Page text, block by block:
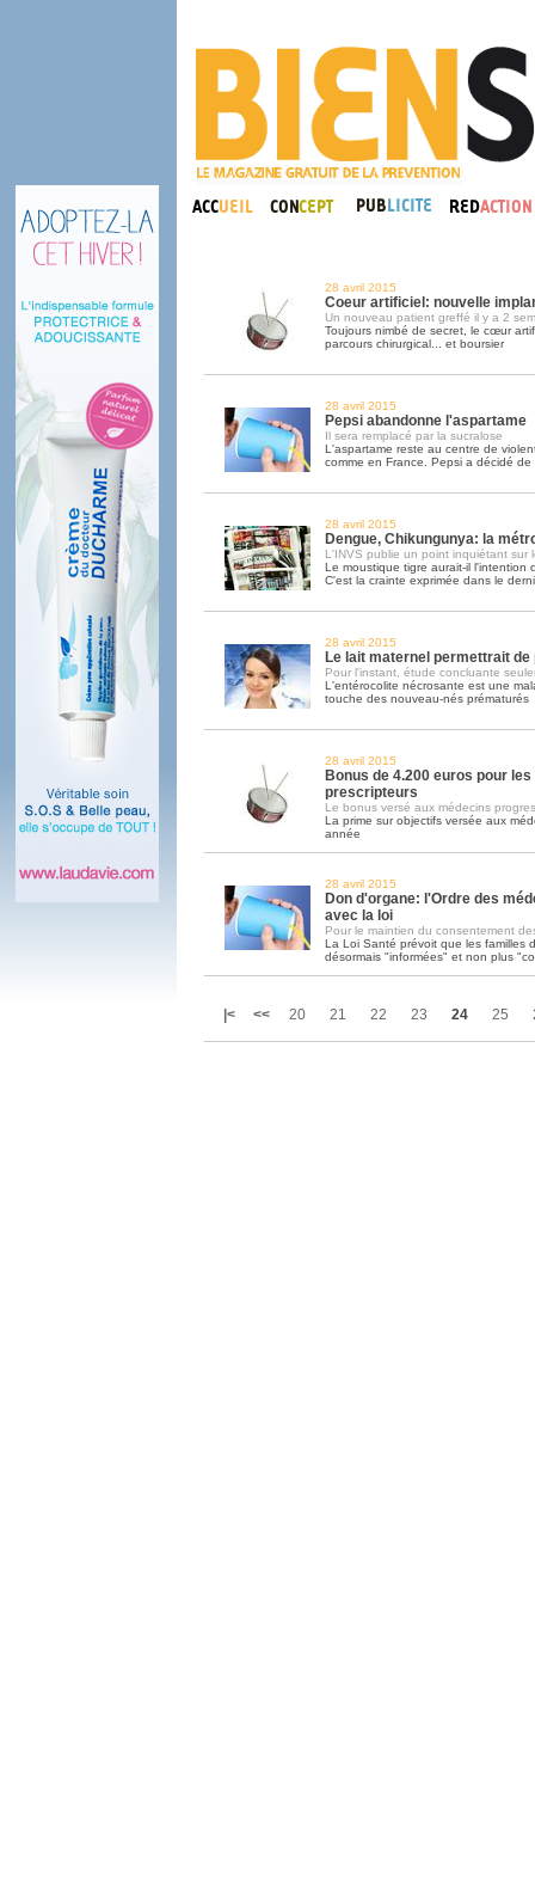
28 avril 2015
Coeur artificiel: nouvelle
Un nouveau patient greffé il y a 2
Toujours nimbé de secret, le cœur
parcours chirurgical... et boursier
28 avril 2015
Pepsi abandonne l'aspartame
Il sera remplacé par la sucralose
L'aspartame reste au centre de
comme en France. Pepsi a décidé
28 avril 2015
Dengue, Chikungunya: la
L'INVS publie un point inquiétant sur
Le moustique tigre aurait-il l'intention
C'est la crainte exprimée dans le
28 avril 2015
Le lait maternel permettrait
Pour l'instant, étude concluante
L'entérocolite nécrosante est une
touche des nouveau-nés prématurés
28 avril 2015
Bonus de 4.200 euros pour
prescripteurs
Le bonus versé aux médecins
La prime sur objectifs versée aux
année
28 avril 2015
Don d'organe: l'Ordre des
avec la loi
Pour le maintien du consentement
La Loi Santé prévoit que les familles
désormais "informées" et non plus
|< << 20 21 22 23 24 25